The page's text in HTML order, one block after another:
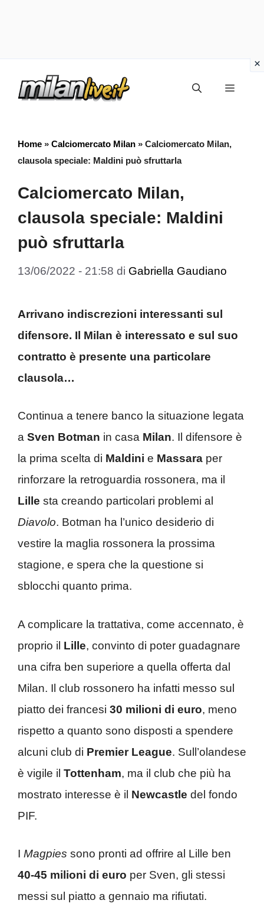
Menu
Home » Calciomercato Milan » Calciomercato Milan,
clausola speciale: Maldini può sfruttarla
Calciomercato Milan,
clausola speciale: Maldini
può sfruttarla
13/06/2022 - 21:58 di Gabriella Gaudiano
Arrivano indiscrezioni interessanti sul
difensore. Il Milan è interessato e sul suo
contratto è presente una particolare
clausola…
Continua a tenere banco la situazione legata
a Sven Botman in casa Milan. Il difensore è
la prima scelta di Maldini e Massara per
rinforzare la retroguardia rossonera, ma il
Lille sta creando particolari problemi al
Diavolo. Botman ha l’unico desiderio di
vestire la maglia rossonera la prossima
stagione, e spera che la questione si
sblocchi quanto prima.
A complicare la trattativa, come accennato, è
proprio il Lille, convinto di poter guadagnare
una cifra ben superiore a quella offerta dal
Milan. Il club rossonero ha infatti messo sul
piatto dei francesi 30 milioni di euro, meno
rispetto a quanto sono disposti a spendere
alcuni club di Premier League. Sull’olandese
è vigile il Tottenham, ma il club che più ha
mostrato interesse è il Newcastle del fondo
PIF.
I Magpies sono pronti ad offrire al Lille ben
40-45 milioni di euro per Sven, gli stessi
messi sul piatto a gennaio ma rifiutati.